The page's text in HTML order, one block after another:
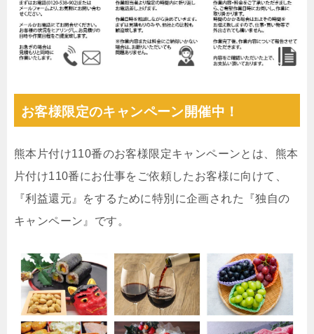
お客様限定のキャンペーン開催中！
熊本片付け110番のお客様限定キャンペーンとは、熊本
片付け110番にお仕事をご依頼したお客様に向けて、
『利益還元』をするために特別に企画された『独自の
キャンペーン』です。